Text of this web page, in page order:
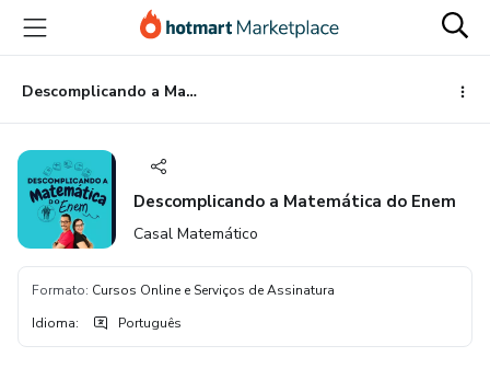
para
conteúdo
principal
para
pagamento
para
rodapé
Descomplicando a Matemática do Enem
Descomplicando a Matemática do Enem
Casal Matemático
Formato: Cursos Online e Serviços de Assinatura
Idioma: Português